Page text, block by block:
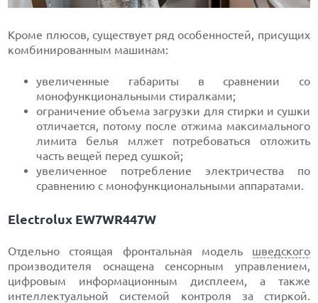
Кроме плюсов, существует ряд особенностей, присущих
комбинированным машинам:
увеличенные габариты в сравнении со
монофункциональными стиралками;
ограничение объема загрузки для стирки и сушки
отличается, потому после отжима максимального
лимита белья млжет потребоваться отложить
часть вещей перед сушкой;
увеличенное потребление электричества по
сравнению с монофункциональными аппаратами.
Electrolux EW7WR447W
Отдельно стоящая фронтальная модель шведского
производителя оснащена сенсорным управлением,
цифровым информационным дисплеем, а также
интеллектуальной системой контроля за стиркой.